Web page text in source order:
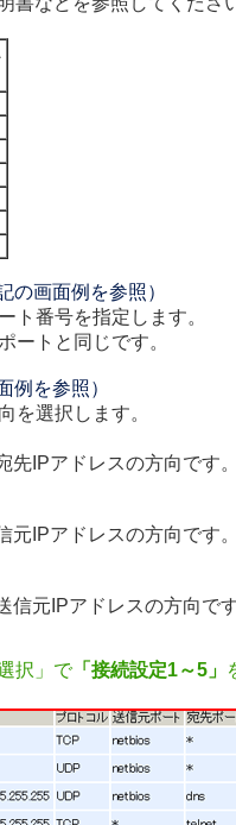
の画面例を参照）
ト番号を指定します。
ートと同じです。
例を参照）
を選択します。
先IPアドレスの方向です
元IPアドレスの方向です
元IPアドレスの方向で
択」で「接続設定1～5」